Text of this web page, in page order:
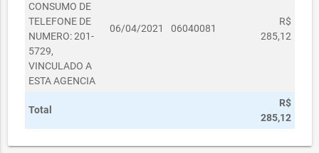
CONSUMO DE
TELEFONE DE
NUMERO: 201-
5729,
VINCULADO A
ESTA AGENCIA
06/04/2021 06040081
R$
285,12
Total
R$
285,12